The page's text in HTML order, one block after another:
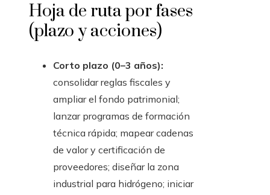
Hoja de ruta por fases
(plazo y acciones)
Corto plazo (0–3 años):
consolidar reglas fiscales y
ampliar el fondo patrimonial;
lanzar programas de formación
técnica rápida; mapear cadenas
de valor y certificación de
proveedores; diseñar la zona
industrial para hidrógeno; iniciar